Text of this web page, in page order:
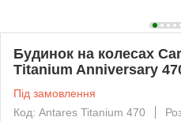
Будинок на колесах
Titanium Anniversary
Під замовлення
Код: Antares Titanium 470